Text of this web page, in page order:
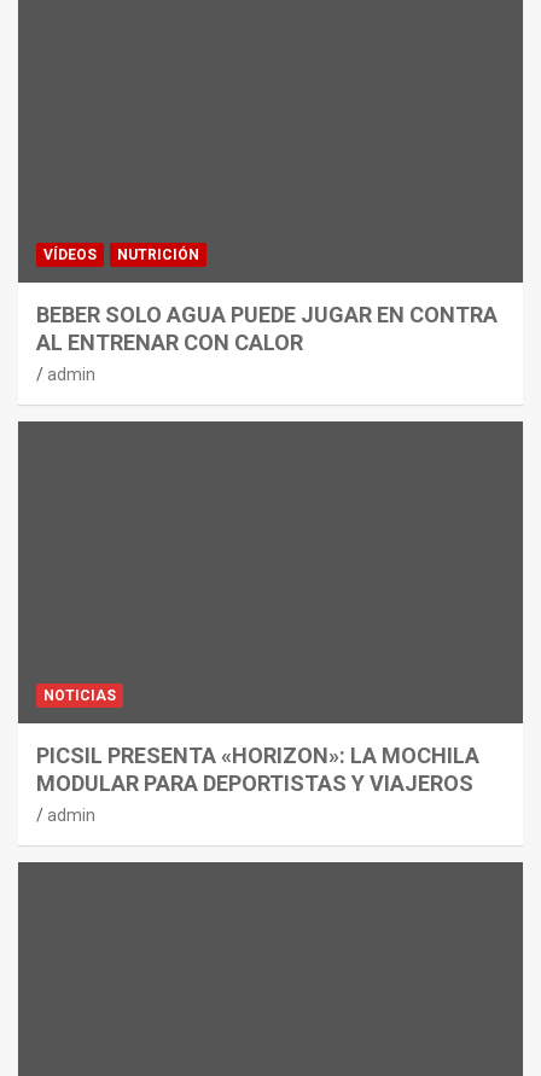
VÍDEOS NUTRICIÓN
BEBER SOLO AGUA PUEDE JUGAR EN CONTRA
AL ENTRENAR CON CALOR
admin
NOTICIAS
PICSIL PRESENTA «HORIZON»: LA MOCHILA
MODULAR PARA DEPORTISTAS Y VIAJEROS
admin